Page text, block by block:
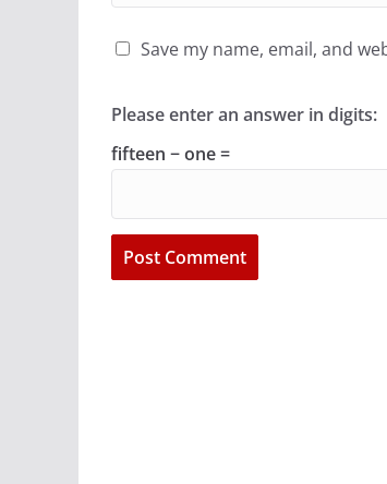
Save my name, email, and
Please enter an answer in digits:
fifteen − one =